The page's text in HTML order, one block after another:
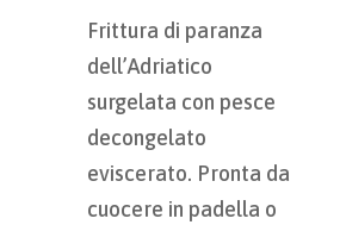
Frittura di paranza
dell’Adriatico
surgelata con pesce
decongelato
eviscerato. Pronta da
cuocere in padella o